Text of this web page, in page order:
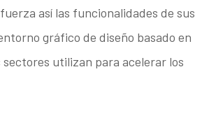
así las funcionalidades de sus
gráfico de diseño basado en
utilizan para acelerar los